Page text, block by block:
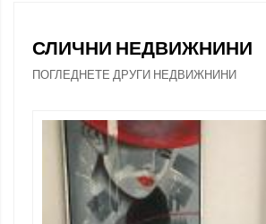
СЛИЧНИ НЕДВИЖНИНИ
ПОГЛЕДНЕТЕ ДРУГИ НЕДВИЖНИНИ